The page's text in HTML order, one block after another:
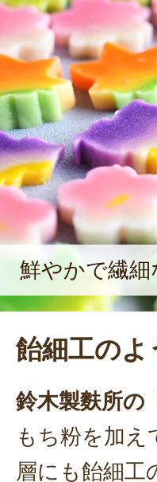
えている。「
いとだめ」と
品の開発に取
る分、うちの
料理して食べ
の立場で商品
鮮やかで繊細
飴細工のよ
鈴木製麩所の
もち粉を加
層にも飴細工